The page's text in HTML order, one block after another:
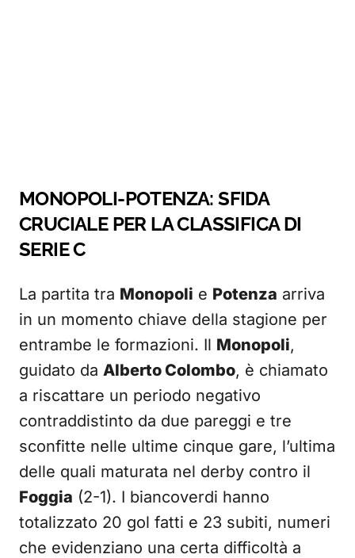
MONOPOLI-POTENZA: SFIDA
CRUCIALE PER LA CLASSIFICA DI
SERIE C
La partita tra Monopoli e Potenza arriva
in un momento chiave della stagione per
entrambe le formazioni. Il Monopoli,
guidato da Alberto Colombo, è chiamato
a riscattare un periodo negativo
contraddistinto da due pareggi e tre
sconfitte nelle ultime cinque gare, l’ultima
delle quali maturata nel derby contro il
Foggia (2-1). I biancoverdi hanno
totalizzato 20 gol fatti e 23 subiti, numeri
che evidenziano una certa difficoltà a